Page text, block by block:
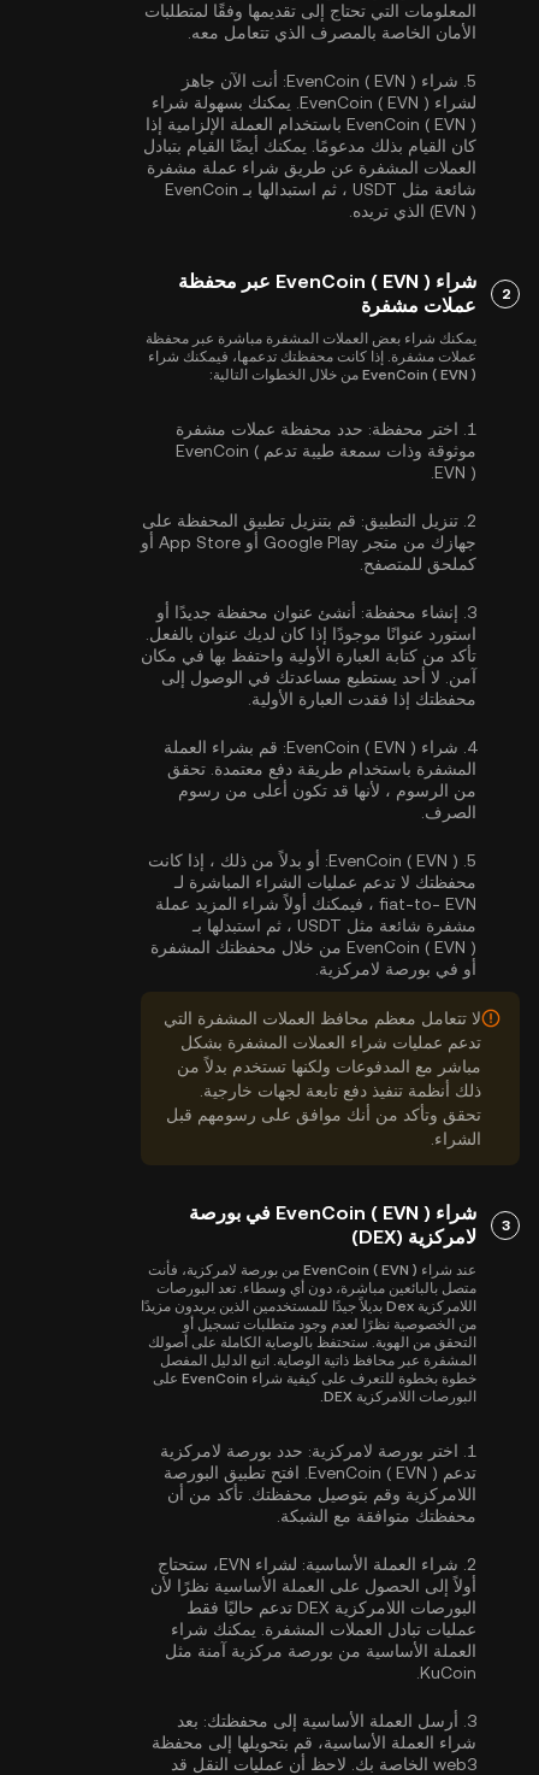
المعلومات التي تحتاج إلى تقديمها وفقًا لمتطلبات
الأمان الخاصة بالمصرف الذي تتعامل معه.
5. شراء EvenCoin ( EVN ):
أنت الآن جاهز
لشراء EvenCoin ( EVN ). يمكنك بسهولة شراء
EvenCoin ( EVN ) باستخدام العملة الإلزامية إذا
كان القيام بذلك مدعومًا. يمكنك أيضًا القيام بتبادل
العملات المشفرة عن طريق شراء عملة مشفرة
شائعة مثل USDT
، ثم استبدالها بـ EvenCoin
(EVN ) الذي تريده.
2
شراء EvenCoin ( EVN ) عبر محفظة
عملات مشفرة
يمكنك شراء بعض العملات المشفرة مباشرة عبر محفظة
عملات مشفرة. إذا كانت محفظتك تدعمها، فيمكنك شراء
EvenCoin ( EVN ) من خلال الخطوات التالية:
1. اختر محفظة: حدد محفظة عملات مشفرة
موثوقة وذات سمعة طيبة تدعم EvenCoin (
EVN ).
2. تنزيل التطبيق: قم بتنزيل تطبيق المحفظة على
جهازك من متجر Google Play أو App Store أو
كملحق للمتصفح.
3. إنشاء محفظة: أنشئ عنوان محفظة جديدًا أو
استورد عنوانًا موجودًا إذا كان لديك عنوان بالفعل.
تأكد من كتابة العبارة الأولية واحتفظ بها في مكان
آمن. لا أحد يستطيع مساعدتك في الوصول إلى
محفظتك إذا فقدت العبارة الأولية.
4. شراء EvenCoin ( EVN ):
قم بشراء العملة
المشفرة باستخدام طريقة دفع معتمدة. تحقق
من الرسوم ، لأنها قد تكون أعلى من رسوم
الصرف.
5.
EvenCoin ( EVN ): أو بدلاً من ذلك ، إذا كانت
محفظتك لا تدعم عمليات الشراء المباشرة لـ
fiat-to- EVN ، فيمكنك أولاً شراء المزيد عملة
مشفرة شائعة مثل USDT ، ثم استبدلها بـ
EvenCoin ( EVN ) من خلال محفظتك المشفرة
أو في بورصة لامركزية.
لا تتعامل معظم محافظ العملات المشفرة التي
تدعم عمليات شراء العملات المشفرة بشكل
مباشر مع المدفوعات ولكنها تستخدم بدلاً من
ذلك أنظمة تنفيذ دفع تابعة لجهات خارجية.
تحقق وتأكد من أنك موافق على رسومهم قبل
الشراء.
3
شراء EvenCoin ( EVN ) في بورصة
لامركزية (DEX)
عند شراء EvenCoin ( EVN ) من بورصة لامركزية، فأنت
متصل بالبائعين مباشرة، دون أي وسطاء. تعد البورصات
اللامركزية Dex بديلاً جيدًا للمستخدمين الذين يريدون مزيدًا
من الخصوصية نظرًا لعدم وجود متطلبات تسجيل أو
التحقق من الهوية. ستحتفظ بالوصاية الكاملة على أصولك
المشفرة عبر محافظ ذاتية الوصاية. اتبع الدليل المفصل
خطوة بخطوة للتعرف على كيفية شراء EvenCoin على
البورصات اللامركزية DEX.
1. اختر بورصة لامركزية: حدد بورصة لامركزية
تدعم EvenCoin ( EVN ). افتح تطبيق البورصة
اللامركزية وقم بتوصيل محفظتك. تأكد من أن
محفظتك متوافقة مع الشبكة.
2. شراء العملة الأساسية:
لشراء EVN، ستحتاج
أولاً إلى الحصول على العملة الأساسية نظرًا لأن
البورصات اللامركزية DEX تدعم حاليًا فقط
عمليات تبادل العملات المشفرة. يمكنك شراء
العملة الأساسية من بورصة مركزية آمنة مثل
KuCoin.
3. أرسل العملة الأساسية إلى محفظتك: بعد
شراء العملة الأساسية، قم بتحويلها إلى محفظة
web3 الخاصة بك. لاحظ أن عمليات النقل قد